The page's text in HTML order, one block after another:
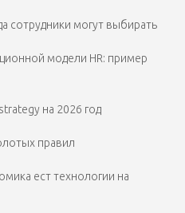
сотрудники могут выбирать
модели HR: пример
на 2026 год
правил
ест технологии на